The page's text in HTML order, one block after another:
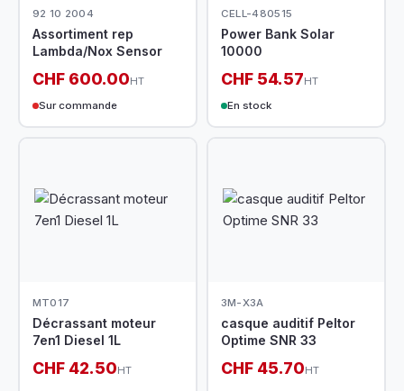
92 10 2004
Assortiment rep
Lambda/Nox Sensor
CHF 600.00HT
Sur commande
CELL-480515
Power Bank Solar
10000
CHF 54.57HT
En stock
MT017
Décrassant moteur
7en1 Diesel 1L
CHF 42.50HT
3M-X3A
casque auditif Peltor
Optime SNR 33
CHF 45.70HT